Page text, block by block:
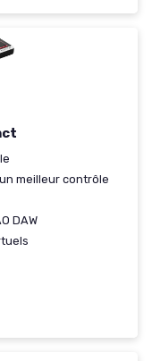
meilleur contrôle
DAW